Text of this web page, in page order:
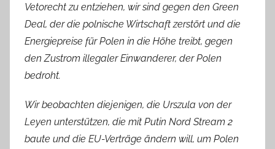
Vetorecht zu entziehen, wir sind gegen den Green
Deal, der die polnische Wirtschaft zerstört und die
Energiepreise für Polen in die Höhe treibt, gegen
den Zustrom illegaler Einwanderer, der Polen
bedroht.
Wir beobachten diejenigen, die Urszula von der
Leyen unterstützen, die mit Putin Nord Stream 2
baute und die EU-Verträge ändern will, um Polen